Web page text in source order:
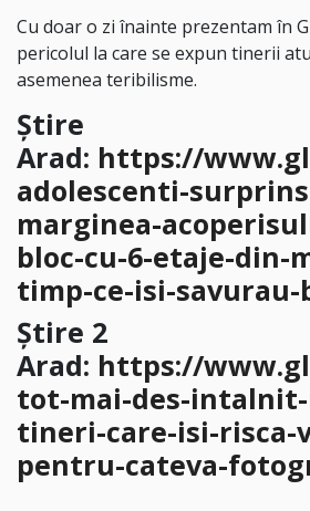
Cu doar o zi înainte prezentam în
pericolul la care se expun tinerii
asemenea teribilisme.
Știre
Arad: https://
adolescenti-
marginea-
bloc-cu-6-etaje-din-
timp-ce-isi-savurau-
Știre 2
Arad: https://
tot-mai-des-
tineri-care-isi-risca-
pentru-cateva-